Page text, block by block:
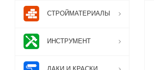
СТРОЙМАТЕРИАЛЫ
ИНСТРУМЕНТ